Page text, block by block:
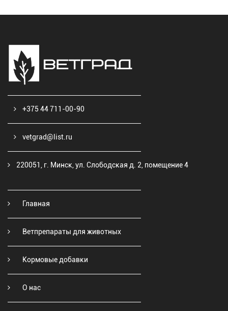
+375 44 711-00-90
vetgrad@list.ru
220051, г. Минск, ул. Слободская д. 2, помещение 4
Главная
Ветпрепараты для животных
Кормовые добавки
О нас